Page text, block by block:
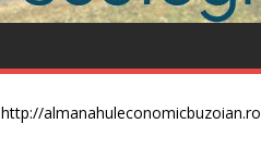
http://almanahuleconomicbuzoian.ro